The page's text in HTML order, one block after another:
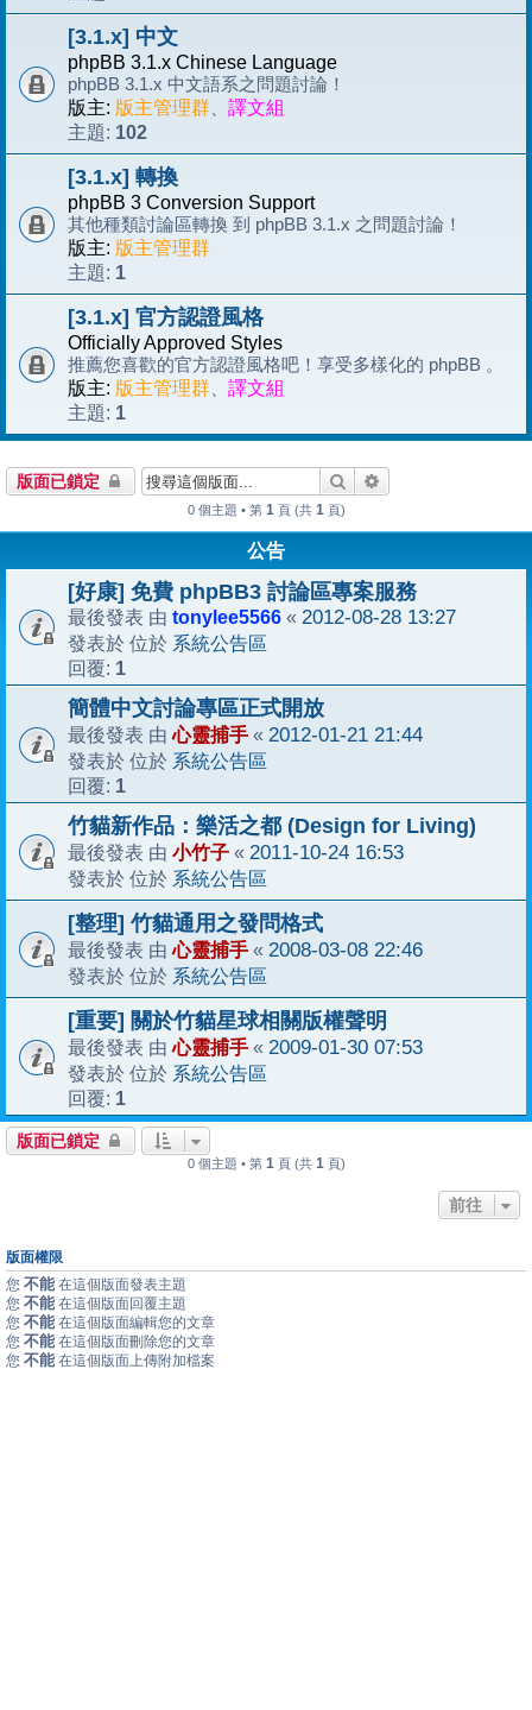
[3.1.x] 中文
phpBB 3.1.x Chinese Language
phpBB 3.1.x 中文語系之問題討論！
版主: 版主管理群
譯文組
主題: 102
[3.1.x] 轉換
phpBB 3 Conversion Support
其他種類討論區轉換 到 phpBB 3.1.x 之問題討論！
版主: 版主管理群
主題: 1
[3.1.x] 官方認證風格
Officially Approved Styles
推薦您喜歡的官方認證風格吧！享受多樣化的 phpBB 。
版主: 版主管理群
譯文組
主題: 1
版面已鎖定 搜尋
0 個主題 • 第 1 頁 (共 1 頁)
公告
[好康] 免費 phpBB3 討論區專案服務
最後發表 由 tonylee5566 « 2012-08-28 13:27
發表於 位於 系統公告區
回覆: 1
簡體中文討論專區正式開放
最後發表 由心靈捕手 « 2012-01-21 21:44
發表於 位於 系統公告區
回覆: 1
竹貓新作品：樂活之都 (Design for Living)
最後發表 由 小竹子 « 2011-10-24 16:53
發表於 位於 系統公告區
[整理] 竹貓通用之發問格式
最後發表 由心靈捕手 « 2008-03-08 22:46
發表於 位於 系統公告區
[重要] 關於竹貓星球相關版權聲明
最後發表 由心靈捕手 « 2009-01-30 07:53
發表於 位於 系統公告區
回覆: 1
版面已鎖定
0 個主題 • 第 1 頁 (共 1 頁)
前往
版面權限
您 不能 在這個版面發表主題
您 不能 在這個版面回覆主題
您 不能 在這個版面編輯您的文章
您 不能 在這個版面刪除您的文章
您 不能 在這個版面上傳附加檔案